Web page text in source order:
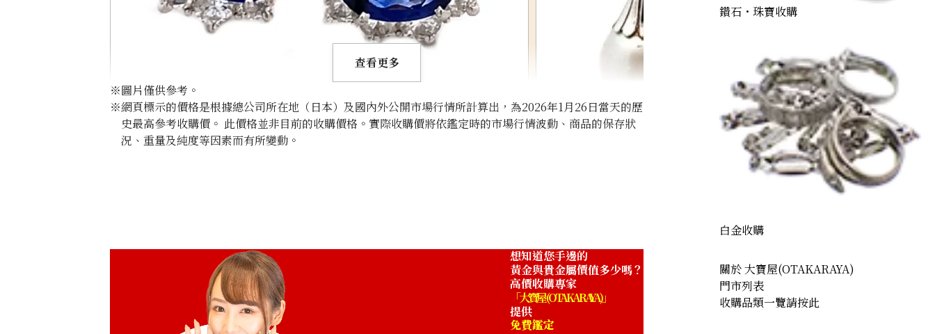
查看更多
※圖片僅供參考。
※網頁標示的價格是根據總公司所在地（日本）及國內外公開市場行情所計算出，為2026年1月26日當天的歷
史最高參考收購價。 此價格並非目前的收購價格。實際收購價將依鑑定時的市場行情波動、商品的保存狀
況、重量及純度等因素而有所變動。
想知道您手邊的
黃金與貴金屬價值多少嗎？
高價收購專家
「大寶屋 (OTAKARAYA)」
提供
免費鑑定
鑽石・珠寶收購
白金收購
關於 大寶屋(OTAKARAYA)
門市列表
收購品類一覽請按此